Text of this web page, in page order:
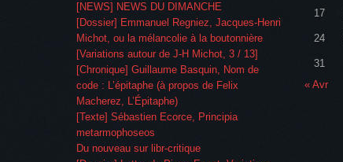
[NEWS] NEWS DU DIMANCHE
[Dossier] Emmanuel Regniez, Jacques-Henri
Michot, ou la mélancolie à la boutonnière
[Variations autour de J-H Michot, 3 / 13]
[Chronique] Guillaume Basquin, Nom de
code : L’épitaphe (à propos de Felix
Macherez, L’Épitaphe)
[Texte] Sébastien Ecorce, Principia
metarmophoseos
Du nouveau sur libr-critique
17
24
31
« Avr